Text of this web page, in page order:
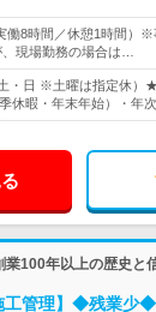
働8時間／休憩1時間）
現場勤務の場合は…
・日 ※土曜は指定休）
休暇・年末年始）・年
業100年以上の歴史
工管理】◆残業少